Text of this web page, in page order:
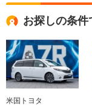
サイズ
(全長x全幅x全高)
お探しの条件
米国トヨタ